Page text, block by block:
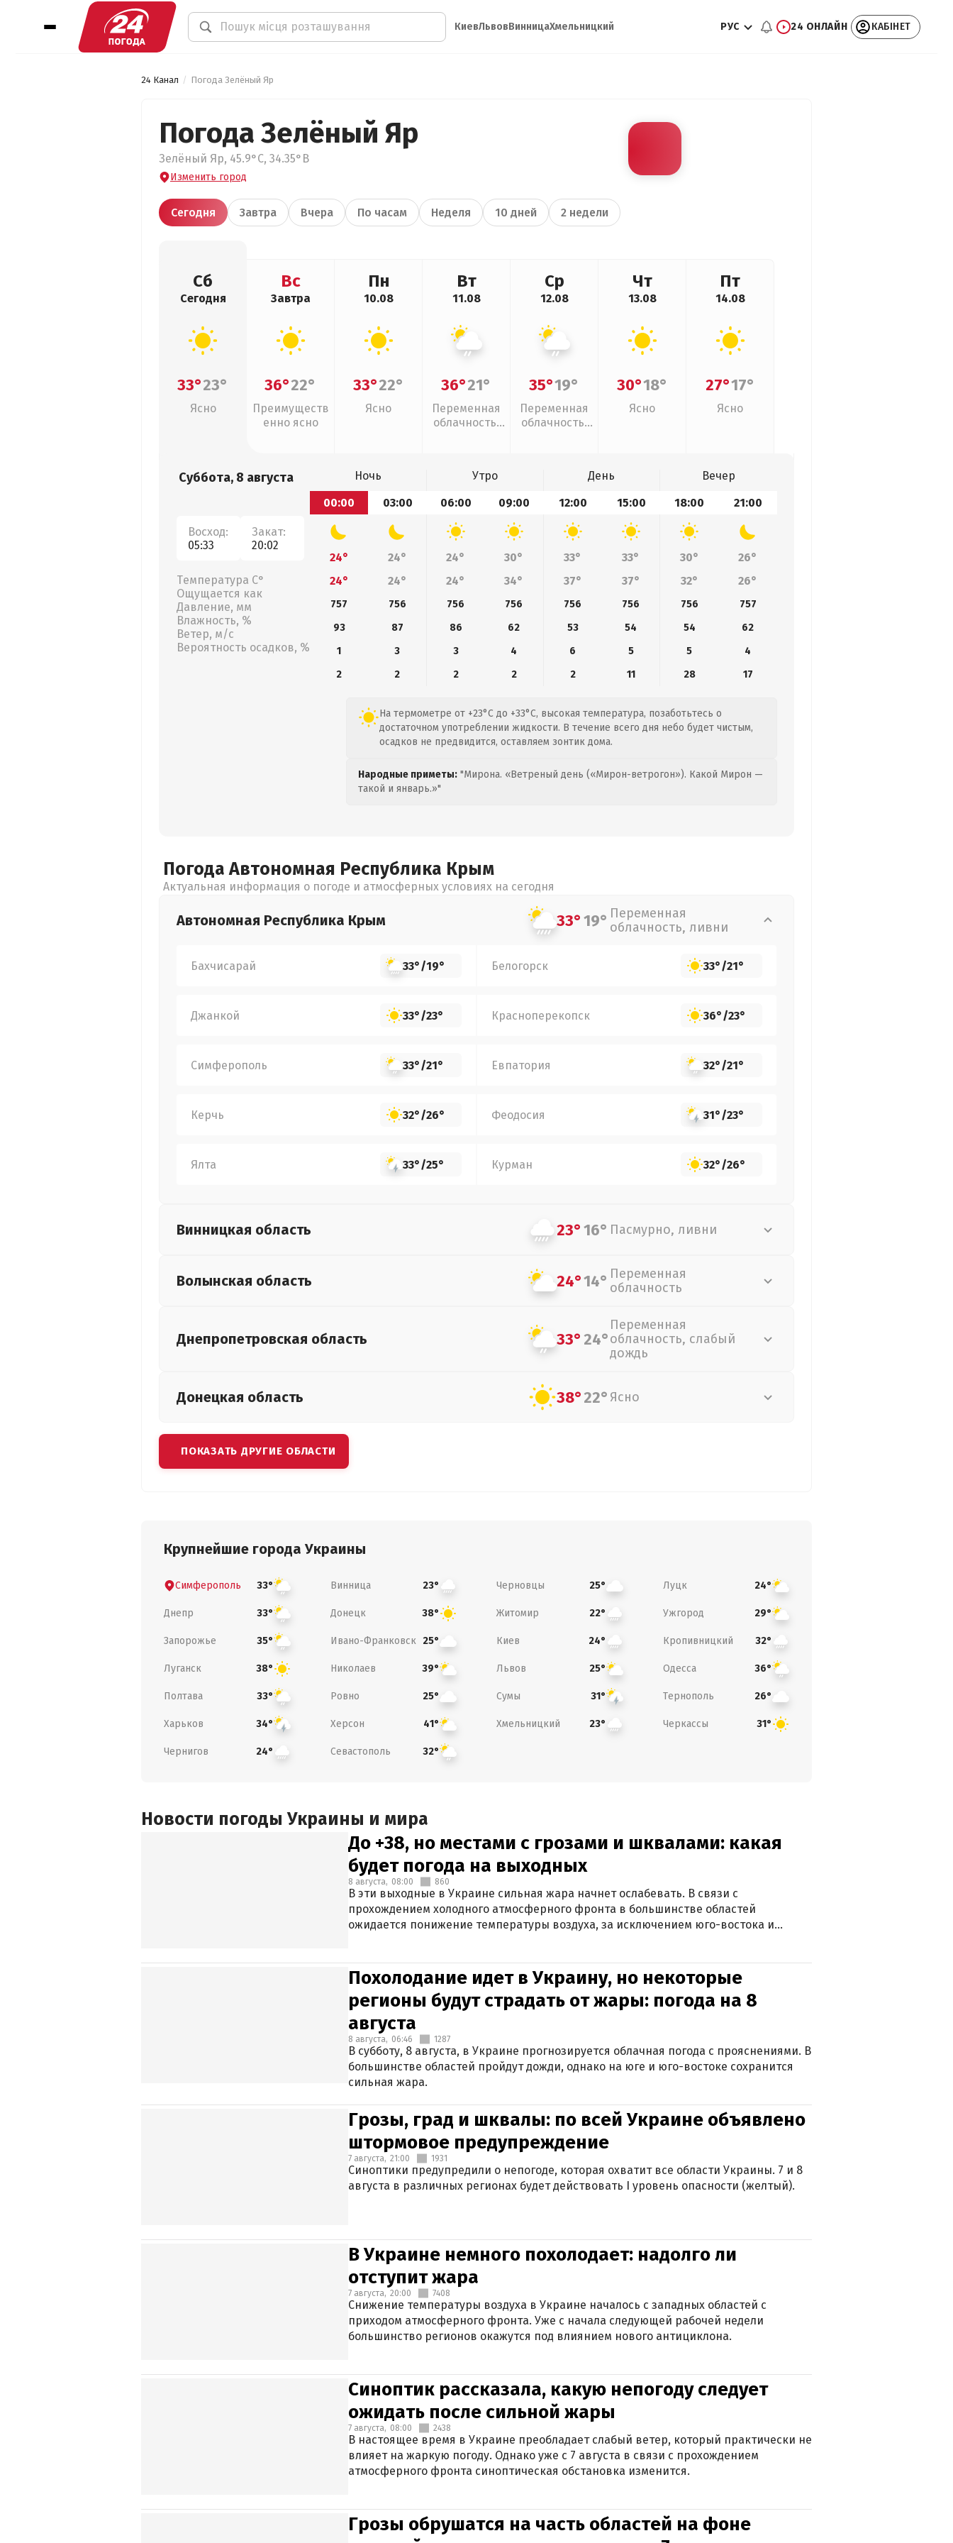
КиевЛьвовВинницаХмельницкий РУС 24 ОНЛАЙН КАБІНЕТ
24 Канал Погода Зелёный Яр
Погода Зелёный Яр
Зелёный Яр, 45.9°С, 34.35°В
Изменить город
Сегодня Завтра Вчера По часам Неделя 10 дней 2 недели
Сб
Сегодня
33°23°
Ясно
Вс
Завтра
36°22°
Преимуществ
енно ясно
Пн
10.08
33°22°
Ясно
Вт
11.08
36°21°
Переменная
облачность,
Ср
12.08
35°19°
Переменная
облачность,
Чт
13.08
30°18°
Ясно
Пт
14.08
27°17°
Ясно
Суббота, 8 августа
Восход:
05:33
Закат:
20:02
Температура С°
Ощущается как
Давление, мм
Влажность, %
Ветер, м/с
Вероятность осадков, %
Ночь Утро День
Вечер
00:00
03:00 06:00 09:00 12:00 15:00 18:00 21:00
24° 24° 24° 30° 33° 33° 30°
26°
24°
24° 24° 34° 37° 37° 32° 26°
757 756 756 756 756 756 756
757
93
87 86 62 53 54 54
62
1
3 3 4 6 5 5
4
2
2 2 2 2 11 28 17
На термометре от +23°C до +33°C, высокая температура, позаботьтесь о
достаточном употреблении жидкости. В течение всего дня небо будет чистым,
осадков не предвидится, оставляем зонтик дома.
Народные приметы: "Мирона. «Ветреный день («Мирон-ветрогон»). Какой Мирон —
такой и январь.»"
Погода Автономная Республика Крым
Актуальная информация о погоде и атмосферных условиях на сегодня
Автономная Республика Крым 33°19° Переменная
облачность, ливни
Бахчисарай 33°/19° Белогорск 33°/21°
Джанкой 33°/23° Красноперекопск 36°/23°
Симферополь 33°/21° Евпатория 32°/21°
Керчь 32°/26° Феодосия 31°/23°
Ялта 33°/25° Курман 32°/26°
Винницкая область 23°16° Пасмурно, ливни
Волынская область 24°14° Переменная
облачность
Днепропетровская область 33°24°
Переменная
облачность, слабый
дождь
Донецкая область 38°22° Ясно
ПОКАЗАТЬ ДРУГИЕ ОБЛАСТИ
Крупнейшие города Украины
Симферополь 33° Винница 23° Черновцы 25° Луцк 24°
Днепр 33° Донецк 38° Житомир 22° Ужгород 29°
Запорожье 35° Ивано-Франковск 25° Киев 24° Кропивницкий 32°
Луганск 38° Николаев 39° Львов 25° Одесса 36°
Полтава 33° Ровно 25° Сумы 31° Тернополь 26°
Харьков 34° Херсон 41° Хмельницкий 23° Черкассы 31°
Чернигов 24° Севастополь 32°
Новости погоды Украины и мира
До +38, но местами с грозами и шквалами: какая
будет погода на выходных
8 августа, 08:00 860
В эти выходные в Украине сильная жара начнет ослабевать. В связи с
прохождением холодного атмосферного фронта в большинстве областей
ожидается понижение температуры воздуха, за исключением юго-востока и
Похолодание идет в Украину, но некоторые
регионы будут страдать от жары: погода на 8
августа
8 августа, 06:46 1287
В субботу, 8 августа, в Украине прогнозируется облачная погода с прояснениями. В
большинстве областей пройдут дожди, однако на юге и юго-востоке сохранится
сильная жара.
Грозы, град и шквалы: по всей Украине объявлено
штормовое предупреждение
7 августа, 21:00 1931
Синоптики предупредили о непогоде, которая охватит все области Украины. 7 и 8
августа в различных регионах будет действовать I уровень опасности (желтый).
В Украине немного похолодает: надолго ли
отступит жара
7 августа, 20:00 7408
Снижение температуры воздуха в Украине началось с западных областей с
приходом атмосферного фронта. Уже с начала следующей рабочей недели
большинство регионов окажутся под влиянием нового антициклона.
Синоптик рассказала, какую непогоду следует
ожидать после сильной жары
7 августа, 08:00 2438
В настоящее время в Украине преобладает слабый ветер, который практически не
влияет на жаркую погоду. Однако уже с 7 августа в связи с прохождением
атмосферного фронта синоптическая обстановка изменится.
Грозы обрушатся на часть областей на фоне